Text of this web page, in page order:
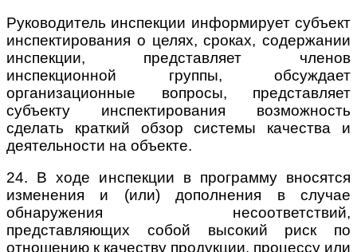
Руководитель инспекции информирует субъект
инспектирования о целях, сроках, содержании
инспекции, представляет членов
инспекционной группы, обсуждает
организационные вопросы, представляет
субъекту инспектирования возможность
сделать краткий обзор системы качества и
деятельности на объекте.
24. В ходе инспекции в программу вносятся
изменения и (или) дополнения в случае
обнаружения несоответствий,
представляющих собой высокий риск по
отношению к качеству продукции, процессу или